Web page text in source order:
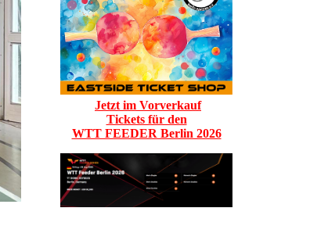
Jetzt im Vorverkauf
Tickets für den
WTT FEEDER Berlin 2026